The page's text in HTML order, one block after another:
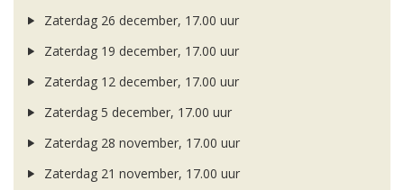
Zaterdag 26 december, 17.00 uur
Zaterdag 19 december, 17.00 uur
Zaterdag 12 december, 17.00 uur
Zaterdag 5 december, 17.00 uur
Zaterdag 28 november, 17.00 uur
Zaterdag 21 november, 17.00 uur